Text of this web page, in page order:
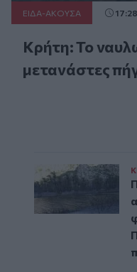
ΕΙΔΑ-ΑΚΟΥΣΑ 17:28
Κρήτη: Το
μετανάστες